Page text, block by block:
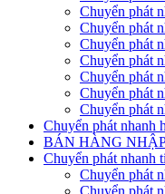
Chuyển phát
Chuyển phát
Chuyển phát
Chuyển phát
Chuyển phát
Chuyển phát
Chuyển phát
Chuyển phát nhanh
BÁN HÀNG
Chuyển phát nhanh
Chuyển phát